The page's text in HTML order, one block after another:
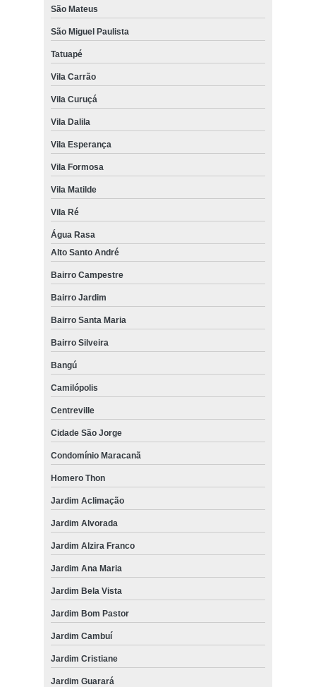
São Mateus
São Miguel Paulista
Tatuapé
Vila Carrão
Vila Curuçá
Vila Dalila
Vila Esperança
Vila Formosa
Vila Matilde
Vila Ré
Água Rasa
Alto Santo André
Bairro Campestre
Bairro Jardim
Bairro Santa Maria
Bairro Silveira
Bangú
Camilópolis
Centreville
Cidade São Jorge
Condomínio Maracanã
Homero Thon
Jardim Aclimação
Jardim Alvorada
Jardim Alzira Franco
Jardim Ana Maria
Jardim Bela Vista
Jardim Bom Pastor
Jardim Cambuí
Jardim Cristiane
Jardim Guarará